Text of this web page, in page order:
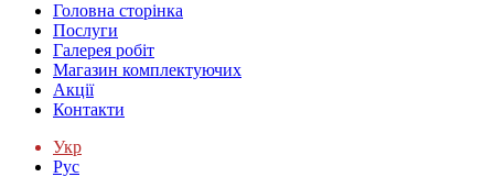
Головна сторінка
Послуги
Галерея робіт
Магазин комплектуючих
Акції
Контакти
Укр
Рус